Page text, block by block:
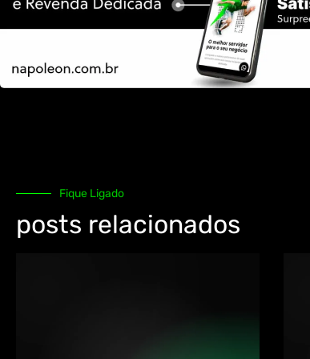
Fique Ligado
posts relacionados